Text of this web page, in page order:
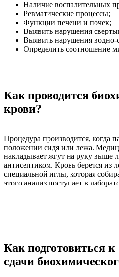
Наличие воспалительных
Ревматические процессы;
Функции печени и почек;
Выявить нарушения
Выявить нарушения водно-
Определить соотношение
Как проводится
крови?
Процедура производится, когда
положении сидя или лежа.
накладывает жгут на руку выше
антисептиком. Кровь берется из
специальной иглы, которая
этого анализ поступает в
Как подготовиться к
сдачи